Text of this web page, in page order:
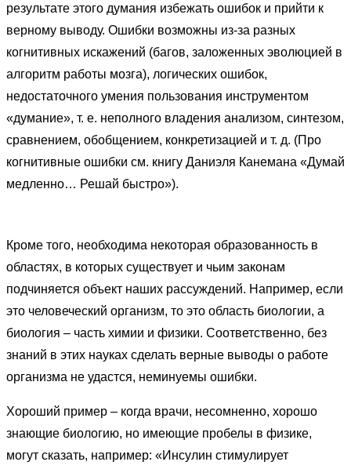
результате этого думания избежать ошибок и прийти к
верному выводу. Ошибки возможны из-за разных
когнитивных искажений (багов, заложенных эволюцией в
алгоритм работы мозга), логических ошибок,
недостаточного умения пользования инструментом
«думание», т. е. неполного владения анализом, синтезом,
сравнением, обобщением, конкретизацией и т. д. (Про
когнитивные ошибки см. книгу Даниэля Канемана «Думай
медленно… Решай быстро»).
Кроме того, необходима некоторая образованность в
областях, в которых существует и чьим законам
подчиняется объект наших рассуждений. Например, если
это человеческий организм, то это область биологии, а
биология – часть химии и физики. Соответственно, без
знаний в этих науках сделать верные выводы о работе
организма не удастся, неминуемы ошибки.
Хороший пример – когда врачи, несомненно, хорошо
знающие биологию, но имеющие пробелы в физике,
могут сказать, например: «Инсулин стимулирует